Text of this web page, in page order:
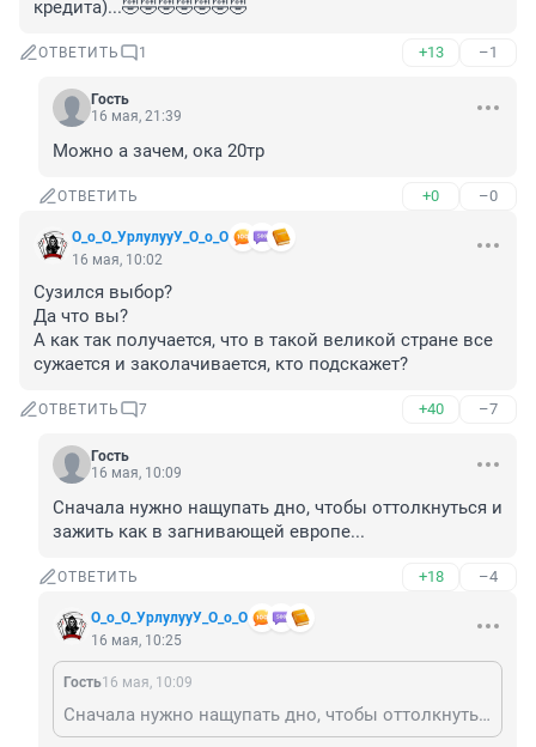
кредита)...🤣🤣🤣🤣🤣🤣🤣
ОТВЕТИТЬ 1 +13 –1
Гость
16 мая, 21:39
Можно а зачем, ока 20тр
ОТВЕТИТЬ +0 –0
О_о_О_УрлулууУ_О_о_О
16 мая, 10:02
Сузился выбор?
Да что вы?
А как так получается, что в такой великой стране все
сужается и заколачивается, кто подскажет?
ОТВЕТИТЬ 7 +40 –7
Гость
16 мая, 10:09
Сначала нужно нащупать дно, чтобы оттолкнуться и
зажить как в загнивающей европе...
ОТВЕТИТЬ +18 –4
О_о_О_УрлулууУ_О_о_О
16 мая, 10:25
Гость16 мая, 10:09
Сначала нужно нащупать дно, чтобы оттолкнуться и зажить как в загнивающей европе...